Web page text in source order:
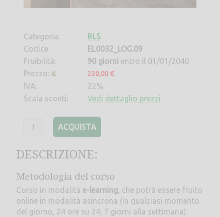
Categoria:
RLS
Codice:
EL0032_LOG.09
Fruibilità:
90 giorni entro il 01/01/2040
Prezzo:
230,00 €
IVA:
22%
Scala sconti:
Vedi dettaglio prezzi
ACQUISTA
DESCRIZIONE:
Metodologia del corso
Corso in modalità e-learning, che potrà essere fruito
online in modalità asincrona (in qualsiasi momento
del giorno, 24 ore su 24, 7 giorni alla settimana).